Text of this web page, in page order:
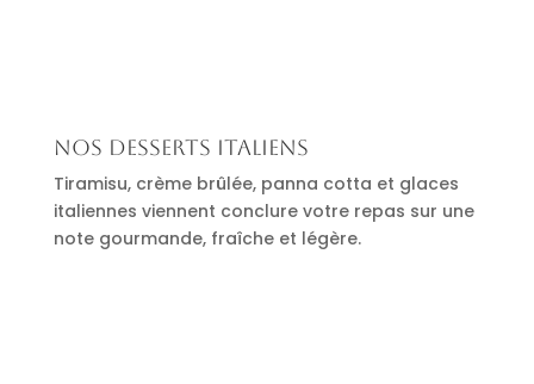
Nos desserts italiens
Tiramisu, crème brûlée, panna cotta et glaces
italiennes viennent conclure votre repas sur une
note gourmande, fraîche et légère.